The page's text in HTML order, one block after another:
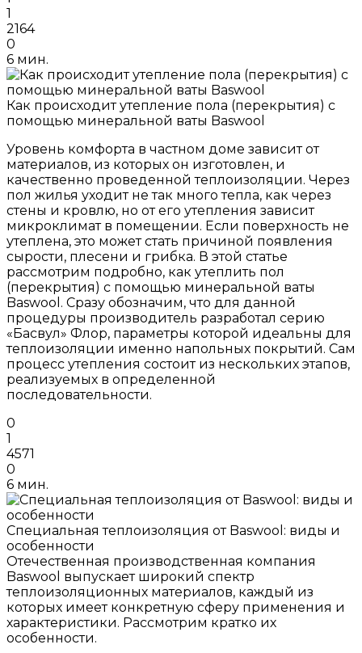
1
2164
0
6 мин.
Как происходит утепление пола (перекрытия) с
помощью минеральной ваты Baswool
Уровень комфорта в частном доме зависит от
материалов, из которых он изготовлен, и
качественно проведенной теплоизоляции. Через
пол жилья уходит не так много тепла, как через
стены и кровлю, но от его утепления зависит
микроклимат в помещении. Если поверхность не
утеплена, это может стать причиной появления
сырости, плесени и грибка. В этой статье
рассмотрим подробно, как утеплить пол
(перекрытия) с помощью минеральной ваты
Baswool. Сразу обозначим, что для данной
процедуры производитель разработал серию
«Басвул» Флор, параметры которой идеальны для
теплоизоляции именно напольных покрытий. Сам
процесс утепления состоит из нескольких этапов,
реализуемых в определенной
последовательности.
0
1
4571
0
6 мин.
Специальная теплоизоляция от Baswool: виды и
особенности
Отечественная производственная компания
Baswool выпускает широкий спектр
теплоизоляционных материалов, каждый из
которых имеет конкретную сферу применения и
характеристики. Рассмотрим кратко их
особенности.